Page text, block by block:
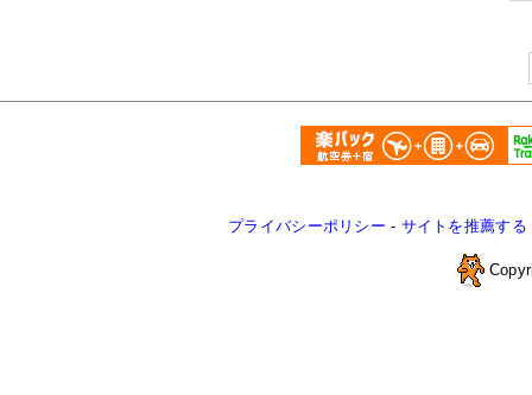
プライバシーポリシー - サイトを推薦する